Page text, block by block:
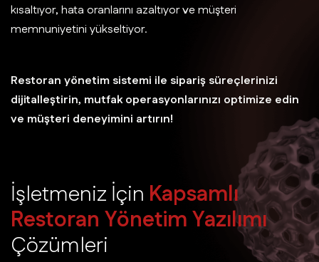
kısaltıyor, hata oranlarını azaltıyor ve müşteri
memnuniyetini yükseltiyor.
Restoran yönetim sistemi ile sipariş süreçlerinizi
dijitalleştirin, mutfak operasyonlarınızı optimize edin
ve müşteri deneyimini artırın!
İşletmeniz İçin Kapsamlı
Restoran YönetimYazılımı
Çözümleri